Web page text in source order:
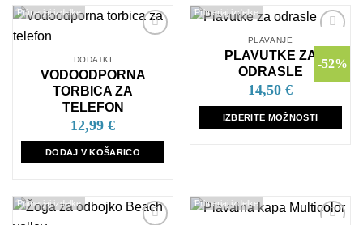
seznam
želja
DODATKI
VODOODPORNA
TORBICA ZA
TELEFON
12,99 €
DODAJ V KOŠARICO
Primerjaj izdelke
-52%
Dodaj
na
seznam
želja
PLAVANJE
PLAVUTKE ZA
ODRASLE
14,50 €
IZBERITE MOŽNOSTI
različic.
Primerjaj izdelke
Primerjaj izdelke Primerjaj izdelke